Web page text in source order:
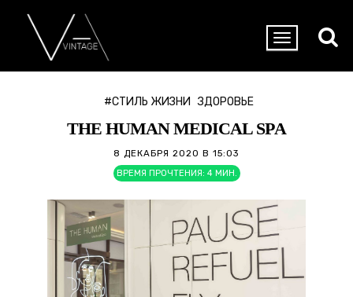
#СТИЛЬ ЖИЗНИ ЗДОРОВЬЕ
THE HUMAN MEDICAL SPА
8 ДЕКАБРЯ 2020 В 15:03
ВРЕМЯ ПРОЧТЕНИЯ: 4 МИН.